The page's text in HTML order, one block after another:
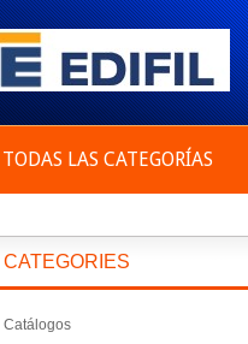
TODAS LAS CATEGORÍAS
CATEGORIES
Catálogos